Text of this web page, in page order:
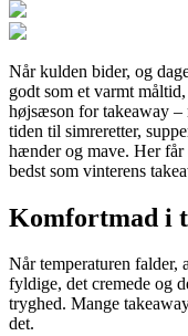
Når kulden bider, og
godt som et varmt
højsæson for takeaway –
tiden til simreretter,
hænder og mave. Her
bedst som vinterens
Komfortmad i
Når temperaturen falder,
fyldige, det cremede og
tryghed. Mange
det.